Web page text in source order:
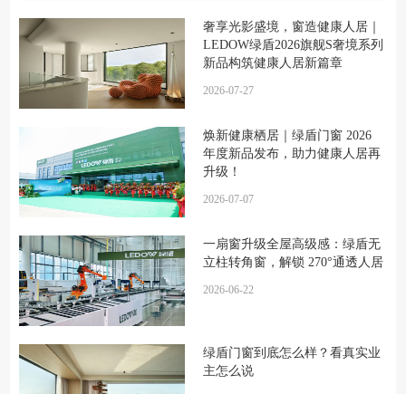
奢享光影盛境，窗造健康人居｜
LEDOW绿盾2026旗舰S奢境系列
新品构筑健康人居新篇章
2026-07-27
焕新健康栖居｜绿盾门窗 2026
年度新品发布，助力健康人居再
升级！
2026-07-07
一扇窗升级全屋高级感：绿盾无
立柱转角窗，解锁 270°通透人居
2026-06-22
绿盾门窗到底怎么样？看真实业
主怎么说